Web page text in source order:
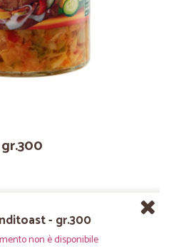
- gr.300
non è disponibile